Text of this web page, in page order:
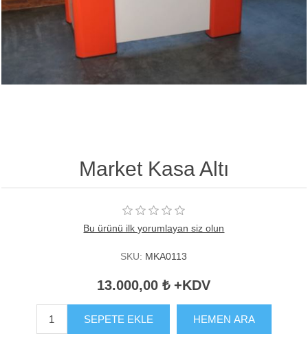
Market Kasa Altı
Bu ürünü ilk yorumlayan siz olun
SKU: MKA0113
13.000,00 ₺ +KDV